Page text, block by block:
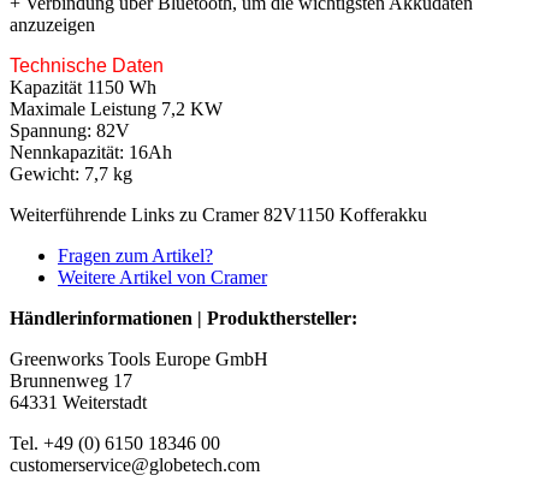
anzuzeigen
Technische Daten
Kapazität 1150 Wh
Maximale Leistung 7,2 KW
Spannung: 82V
Nennkapazität: 16Ah
Gewicht: 7,7 kg
Weiterführende Links zu Cramer 82V1150 Kofferakku
Fragen zum Artikel?
Weitere Artikel von Cramer
Händlerinformationen | Produkthersteller:
Greenworks Tools Europe GmbH
Brunnenweg 17
64331 Weiterstadt
Tel. +49 (0) 6150 18346 00
customerservice@globetech.com